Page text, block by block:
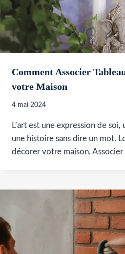
Comment Associer
votre Maison
4 mai 2024
L’art est une expression de
une histoire sans dire un mot.
décorer votre maison,